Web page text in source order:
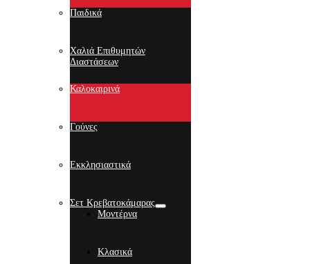
Παιδικά
Χαλιά Επιθυμητών
Διαστάσεων
Καλοκαιρινά
Γούνες
Εκκλησιαστικά
Σετ Κρεβατοκάμαρας
Μοντέρνα
Κλασικά